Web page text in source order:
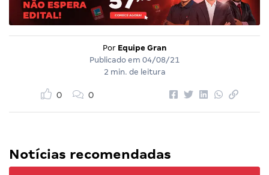
Por Equipe Gran
Publicado em 04/08/21
2 min. de leitura
0 0
Notícias recomendadas